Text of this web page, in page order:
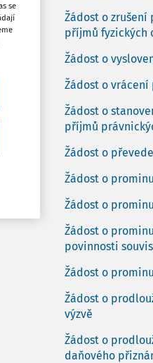
Žádost o
příjmů fyzických
Žádost o
Žádost o
Žádost o
příjmů
Žádost o
Žádost o
Žádost o
Žádost o
povinnosti
Žádost o
Žádost o
výzvě
Žádost o
daňového
se